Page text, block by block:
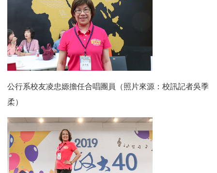
公行系校友凌忠嫄擔任合唱團員（照片來源：校訊記者吳季
柔）